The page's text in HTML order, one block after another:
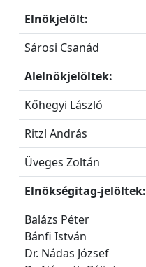
Elnökjelölt:
Sárosi Csanád
Alelnökjelöltek:
Kőhegyi László
Ritzl András
Üveges Zoltán
Elnökségitag-jelöltek:
Balázs Péter
Bánfi István
Dr. Nádas József